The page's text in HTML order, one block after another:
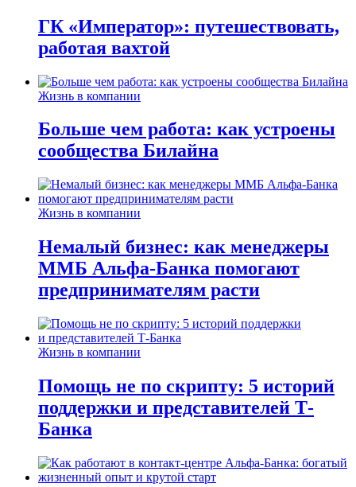
ГК «Император»: путешествовать,
работая вахтой
Жизнь в компании
Больше чем работа: как устроены
сообщества Билайна
Жизнь в компании
Немалый бизнес: как менеджеры
ММБ Альфа-Банка помогают
предпринимателям расти
Жизнь в компании
Помощь не по скрипту: 5 историй
поддержки и представителей Т-
Банка